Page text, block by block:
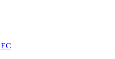
ЕС